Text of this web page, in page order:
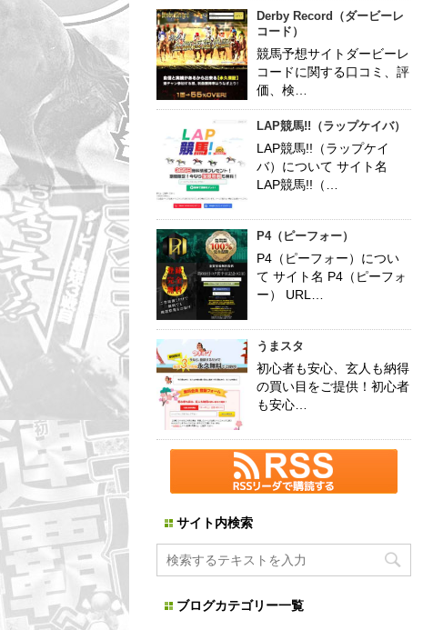
Derby Record（ダービーレ
コード）
競馬予想サイトダービーレ
コードに関する口コミ、評
価、検…
LAP競馬!!（ラップケイバ）
LAP競馬!!（ラップケイ
バ）について サイト名
LAP競馬!!（…
P4（ピーフォー）
P4（ピーフォー）につい
て サイト名 P4（ピーフォ
ー） URL…
うまスタ
初心者も安心、玄人も納得
の買い目をご提供！初心者
も安心…
サイト内検索
ブログカテゴリー一覧